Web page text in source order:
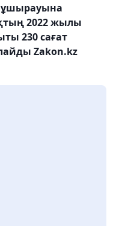
2022 жылы
230 сағат
Zakon.kz